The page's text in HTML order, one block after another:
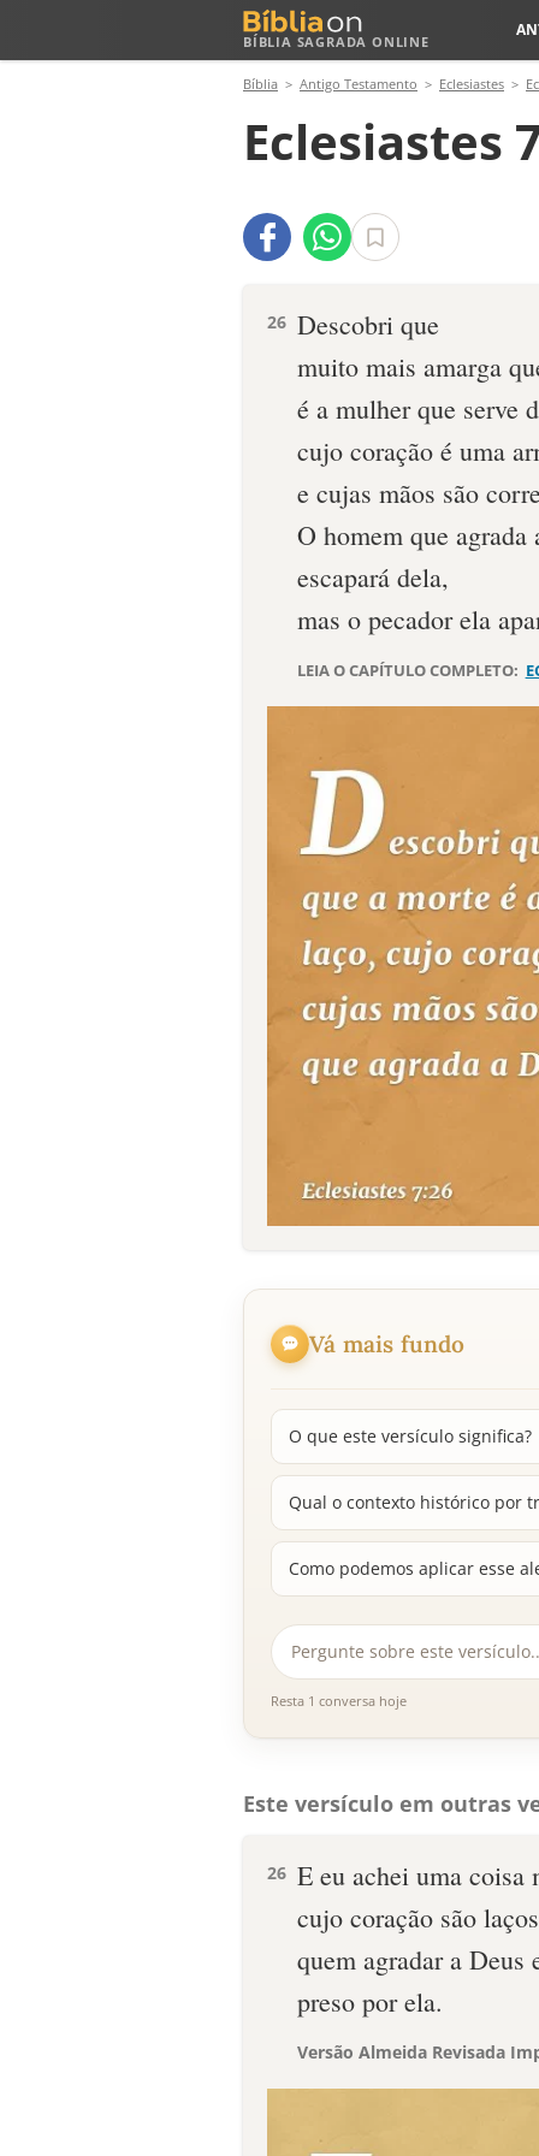
BÍBLIA SAGRADA ONLINE
Bíblia Antigo Testamento Eclesiastes
Eclesiastes
26 Descobri que
muito mais amarga
é a mulher que serve
cujo coração é uma
e cujas mãos são
O homem que agrada
escapará dela,
mas o pecador ela
LEIA O CAPÍTULO COMPLETO:
Vá mais fundo
O que este versículo significa?
Qual o contexto histórico por
Como podemos aplicar esse
Resta 1 conversa hoje
Este versículo em outras
26 E eu achei uma coisa
cujo coração são
quem agradar a Deus
preso por ela.
Versão Almeida Revisada